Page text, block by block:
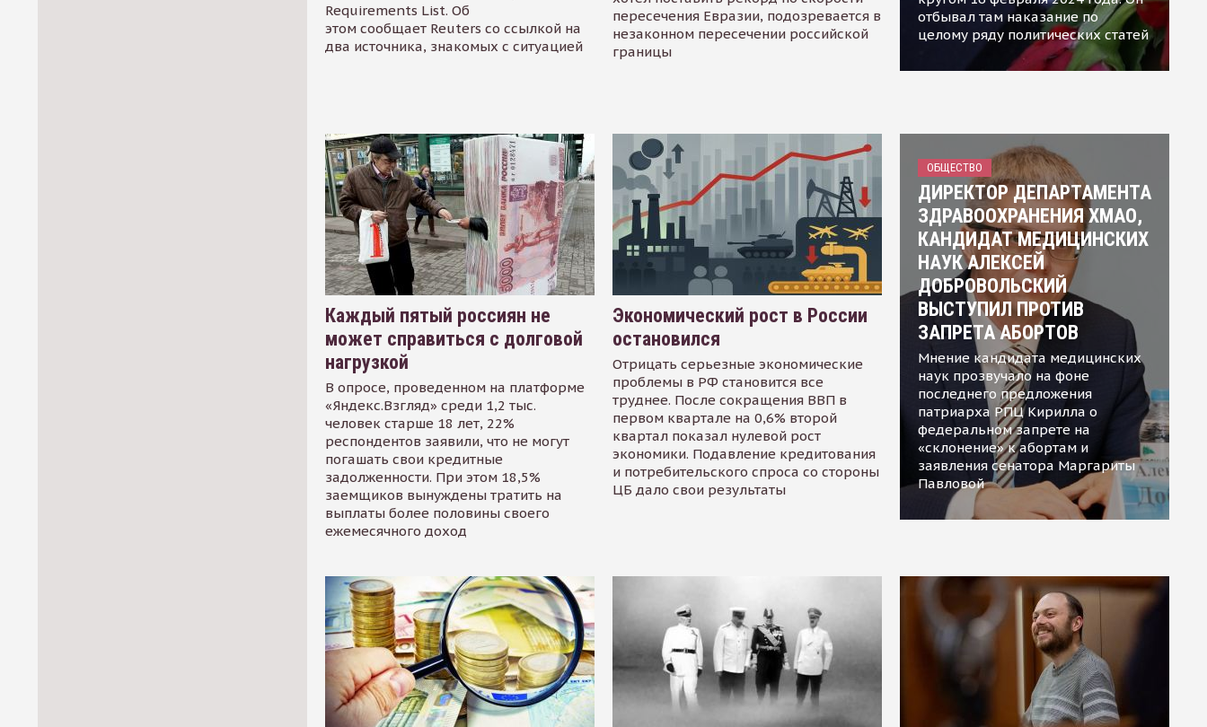
Requirements List. Об
этом сообщает Reuters со ссылкой на
два источника, знакомых с ситуацией
пересечения Евразии, подозревается в
незаконном пересечении российской
границы
отбывал там наказание по
целому ряду политических статей
Каждый пятый россиян не
может справиться с долговой
нагрузкой
В опросе, проведенном на платформе
«Яндекс.Взгляд» среди 1,2 тыс.
человек старше 18 лет, 22%
респондентов заявили, что не могут
погашать свои кредитные
задолженности. При этом 18,5%
заемщиков вынуждены тратить на
выплаты более половины своего
ежемесячного доход
Экономический рост в России
остановился
Отрицать серьезные экономические
проблемы в РФ становится все
труднее. После сокращения ВВП в
первом квартале на 0,6% второй
квартал показал нулевой рост
экономики. Подавление кредитования
и потребительского спроса со стороны
ЦБ дало свои результаты
ОБЩЕСТВО
ДИРЕКТОР ДЕПАРТАМЕНТА
ЗДРАВООХРАНЕНИЯ ХМАО,
КАНДИДАТ МЕДИЦИНСКИХ
НАУК АЛЕКСЕЙ
ДОБРОВОЛЬСКИЙ
ВЫСТУПИЛ ПРОТИВ
ЗАПРЕТА АБОРТОВ
Мнение кандидата медицинских
наук прозвучало на фоне
последнего предложения
патриарха РПЦ Кирилла о
федеральном запрете на
«склонение» к абортам и
заявления сенатора Маргариты
Павловой